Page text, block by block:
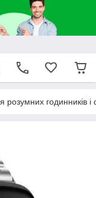
розумних годинників і